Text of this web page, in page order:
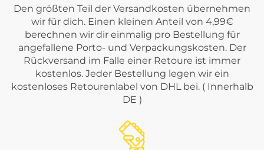
Den größten Teil der Versandkosten übernehmen
wir für dich. Einen kleinen Anteil von 4,99€
berechnen wir dir einmalig pro Bestellung für
angefallene Porto- und Verpackungskosten. Der
Rückversand im Falle einer Retoure ist immer
kostenlos. Jeder Bestellung legen wir ein
kostenloses Retourenlabel von DHL bei. ( Innerhalb
DE )